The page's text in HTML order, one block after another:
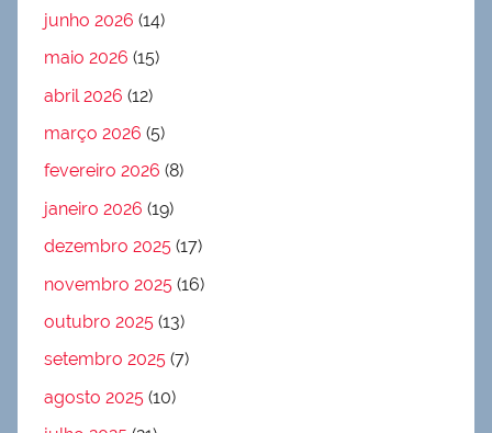
junho 2026 (14)
maio 2026 (15)
abril 2026 (12)
março 2026 (5)
fevereiro 2026 (8)
janeiro 2026 (19)
dezembro 2025 (17)
novembro 2025 (16)
outubro 2025 (13)
setembro 2025 (7)
agosto 2025 (10)